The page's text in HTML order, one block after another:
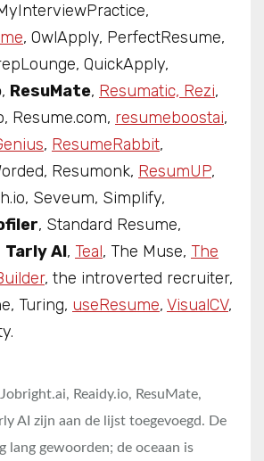
, OwlApply, PerfectResume,
QuickApply,
, ResuMate, Resumatic, Rezi,
Resume.com, resumeboostai,
, ResumeRabbit,
Resumonk, ResumUP,
Seveum, Simplify,
, Standard Resume,
Tarly AI, Teal, The Muse, The
, the introverted recruiter,
Turing, useResume, VisualCV,
Reaidy.io, ResuMate,
AI zijn aan de lijst toegevoegd. De
lang gewoorden; de oceaan is